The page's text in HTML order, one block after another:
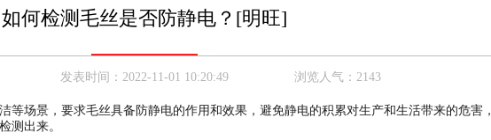
如何检测毛丝是否防静电？[明旺]
发表时间： 2022-11-01 10:20:49 浏览人气： 2143
等场景，要求毛丝具备防静电的作用和效果，避免静电的积累对生产和生活带来的危害，
测出来。